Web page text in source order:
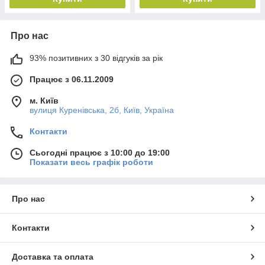
Про нас
93% позитивних з 30 відгуків за рік
Працює з 06.11.2009
м. Київ
вулиця Куренівська, 2б, Київ, Україна
Контакти
Сьогодні працює з 10:00 до 19:00
Показати весь графік роботи
Про нас
Контакти
Доставка та оплата